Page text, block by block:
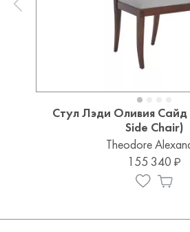
Стул Лэди Оливия
Side Chair)
Theodore
155 340